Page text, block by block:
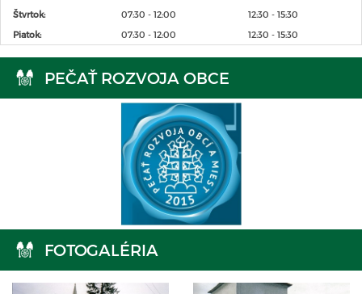
Štvrtok:
07:30 - 12:00
12:30 - 15:30
Piatok:
07:30 - 12:00 12:30 - 15:30
PEČAŤ ROZVOJA OBCE
FOTOGALÉRIA